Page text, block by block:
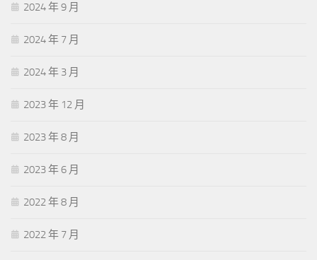
2024 年 9 月
2024 年 7 月
2024 年 3 月
2023 年 12 月
2023 年 8 月
2023 年 6 月
2022 年 8 月
2022 年 7 月